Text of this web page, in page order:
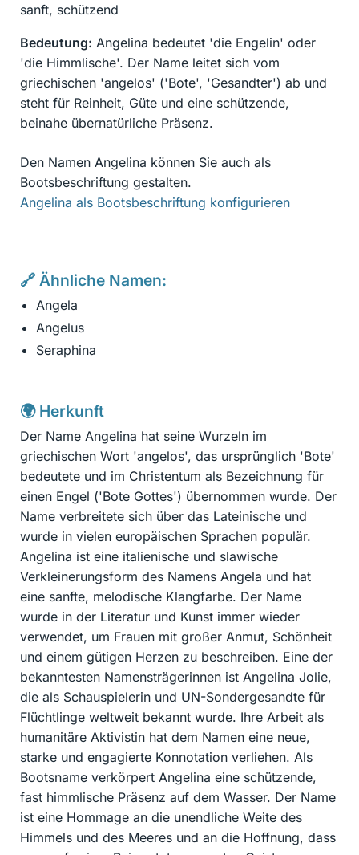
sanft, schützend
Bedeutung: Angelina bedeutet 'die Engelin' oder
'die Himmlische'. Der Name leitet sich vom
griechischen 'angelos' ('Bote', 'Gesandter') ab und
steht für Reinheit, Güte und eine schützende,
beinahe übernatürliche Präsenz.
Den Namen Angelina können Sie auch als
Bootsbeschriftung gestalten.
Angelina als Bootsbeschriftung konfigurieren
🔗 Ähnliche Namen:
Angela
Angelus
Seraphina
🌍 Herkunft
Der Name Angelina hat seine Wurzeln im
griechischen Wort 'angelos', das ursprünglich 'Bote'
bedeutete und im Christentum als Bezeichnung für
einen Engel ('Bote Gottes') übernommen wurde. Der
Name verbreitete sich über das Lateinische und
wurde in vielen europäischen Sprachen populär.
Angelina ist eine italienische und slawische
Verkleinerungsform des Namens Angela und hat
eine sanfte, melodische Klangfarbe. Der Name
wurde in der Literatur und Kunst immer wieder
verwendet, um Frauen mit großer Anmut, Schönheit
und einem gütigen Herzen zu beschreiben. Eine der
bekanntesten Namensträgerinnen ist Angelina Jolie,
die als Schauspielerin und UN-Sondergesandte für
Flüchtlinge weltweit bekannt wurde. Ihre Arbeit als
humanitäre Aktivistin hat dem Namen eine neue,
starke und engagierte Konnotation verliehen. Als
Bootsname verkörpert Angelina eine schützende,
fast himmlische Präsenz auf dem Wasser. Der Name
ist eine Hommage an die unendliche Weite des
Himmels und des Meeres und an die Hoffnung, dass